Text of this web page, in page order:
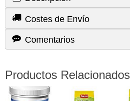
Costes de Envío
Comentarios
Productos Relacionados